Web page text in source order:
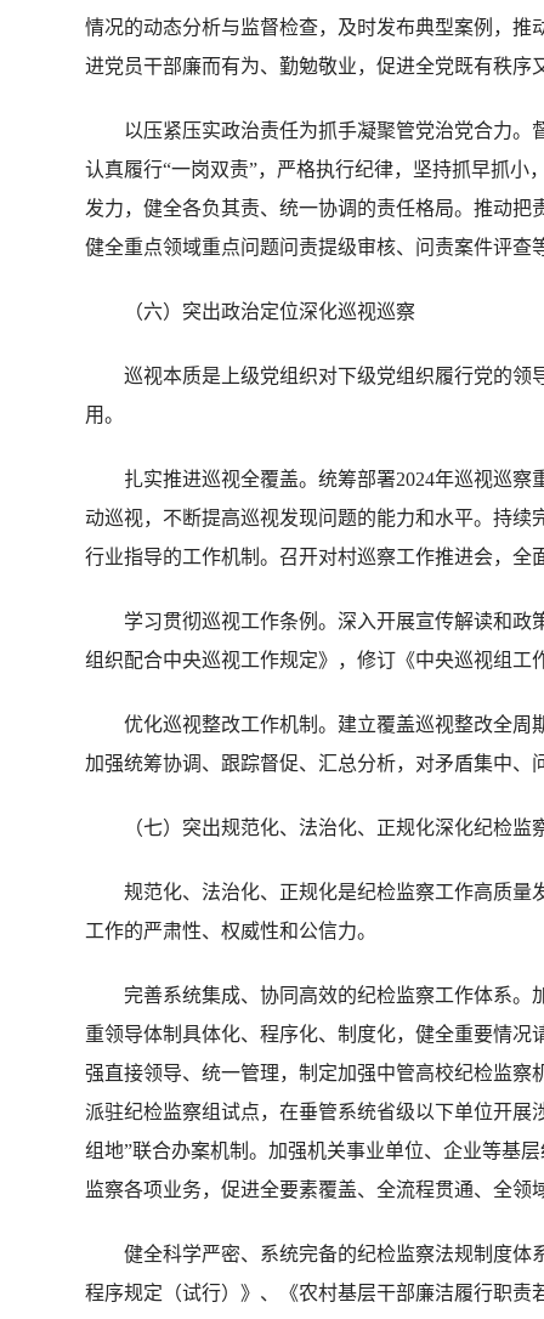
情况的动态分析与监督检查，及时发布典型案例，
进党员干部廉而有为、勤勉敬业，促进全党既有秩序
以压紧压实政治责任为抓手凝聚管党治党合力。
认真履行“一岗双责”，严格执行纪律，坚持抓早抓
发力，健全各负其责、统一协调的责任格局。推动
健全重点领域重点问题问责提级审核、问责案件评查
（六）突出政治定位深化巡视巡察
巡视本质是上级党组织对下级党组织履行党的领
用。
扎实推进巡视全覆盖。统筹部署2024年巡视巡察
动巡视，不断提高巡视发现问题的能力和水平。持
行业指导的工作机制。召开对村巡察工作推进会，全
学习贯彻巡视工作条例。深入开展宣传解读和政
组织配合中央巡视工作规定》，修订《中央巡视组
优化巡视整改工作机制。建立覆盖巡视整改全周
加强统筹协调、跟踪督促、汇总分析，对矛盾集中
（七）突出规范化、法治化、正规化深化纪检监
规范化、法治化、正规化是纪检监察工作高质量
工作的严肃性、权威性和公信力。
完善系统集成、协同高效的纪检监察工作体系。
重领导体制具体化、程序化、制度化，健全重要情
强直接领导、统一管理，制定加强中管高校纪检监
派驻纪检监察组试点，在垂管系统省级以下单位开展
组地”联合办案机制。加强机关事业单位、企业等基
监察各项业务，促进全要素覆盖、全流程贯通、全领
健全科学严密、系统完备的纪检监察法规制度体
程序规定（试行）》、《农村基层干部廉洁履行职